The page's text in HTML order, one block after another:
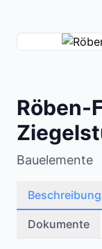
Röben-
Bauelemente
Beschreibung
Dokumente